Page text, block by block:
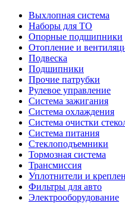
Выхлопная система
Наборы для ТО
Опорные подшипники
Отопление и
Подвеска
Подшипники
Прочие патрубки
Рулевое управление
Система зажигания
Система охлаждения
Система очистки
Система питания
Стеклоподъемники
Тормозная система
Трансмиссия
Уплотнители и
Фильтры для авто
Электрооборудование